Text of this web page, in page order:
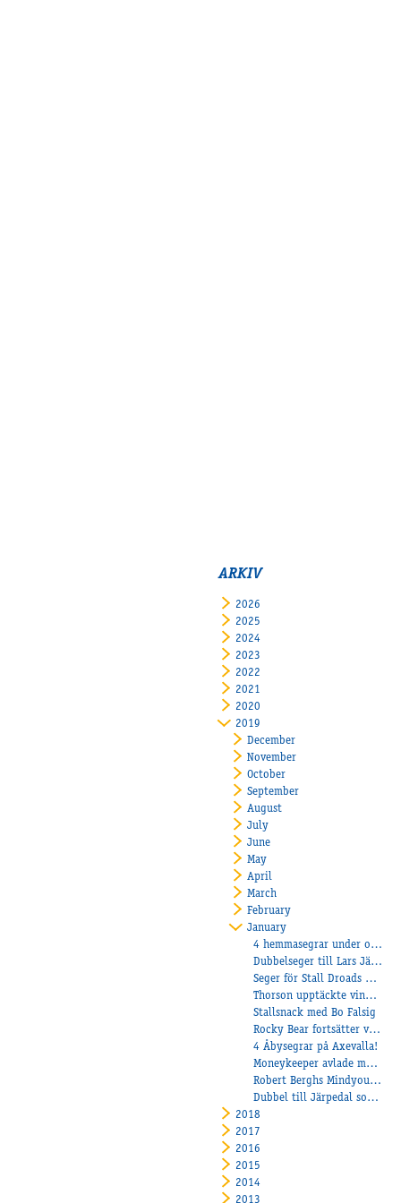
ARKIV
2026
2025
2024
2023
2022
2021
2020
2019
December
November
October
September
August
July
June
May
April
March
February
January
4 hemmasegrar under onsdagen!
Dubbelseger till Lars Järpedal på Färjestad
Seger för Stall Droads AB-Nimbus C.D.!
Thorson upptäckte vinnarcirklen med Vasco
Stallsnack med Bo Falsig
Rocky Bear fortsätter vinna för Håkan!
4 Åbysegrar på Axevalla!
Moneykeeper avlade maiden!
Robert Berghs Mindyourvalue W.F. tredje segern i rad på Vincennes
Dubbel till Järpedal som inledde 2019 urstarkt!
2018
2017
2016
2015
2014
2013